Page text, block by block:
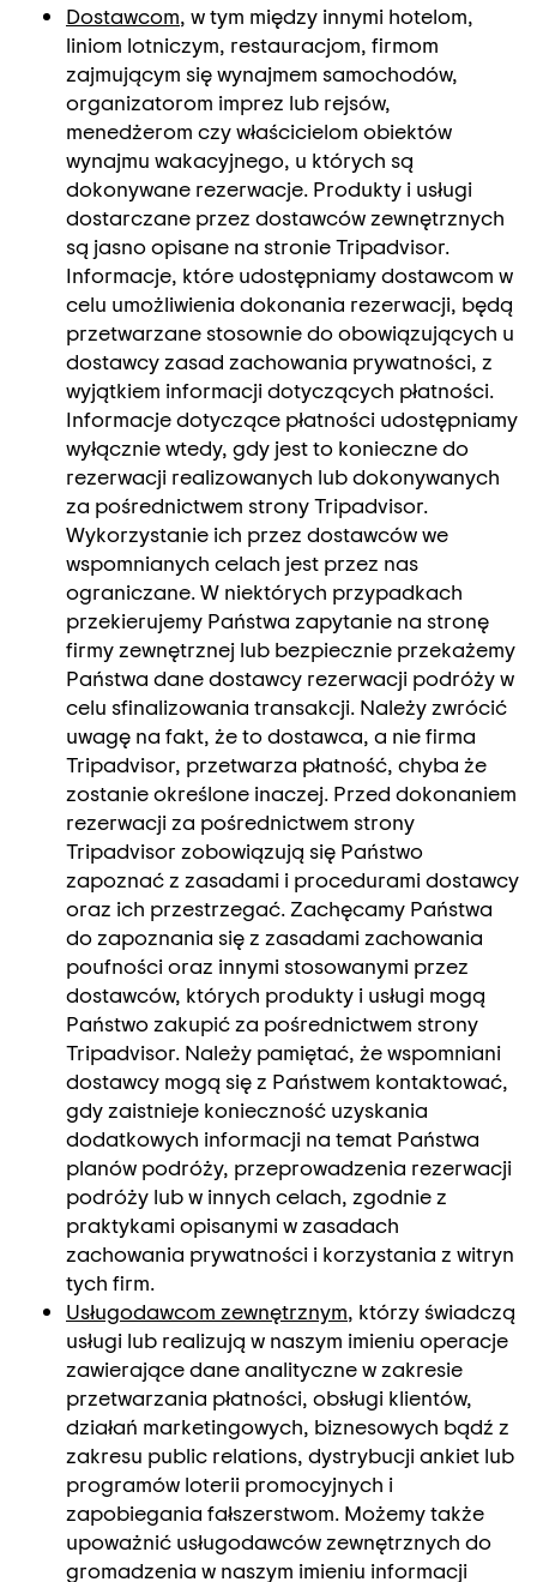
Dostawcom, w tym między innymi hotelom,
liniom lotniczym, restauracjom, firmom
zajmującym się wynajmem samochodów,
organizatorom imprez lub rejsów,
menedżerom czy właścicielom obiektów
wynajmu wakacyjnego, u których są
dokonywane rezerwacje. Produkty i usługi
dostarczane przez dostawców zewnętrznych
są jasno opisane na stronie Tripadvisor.
Informacje, które udostępniamy dostawcom w
celu umożliwienia dokonania rezerwacji, będą
przetwarzane stosownie do obowiązujących u
dostawcy zasad zachowania prywatności, z
wyjątkiem informacji dotyczących płatności.
Informacje dotyczące płatności udostępniamy
wyłącznie wtedy, gdy jest to konieczne do
rezerwacji realizowanych lub dokonywanych
za pośrednictwem strony Tripadvisor.
Wykorzystanie ich przez dostawców we
wspomnianych celach jest przez nas
ograniczane. W niektórych przypadkach
przekierujemy Państwa zapytanie na stronę
firmy zewnętrznej lub bezpiecznie przekażemy
Państwa dane dostawcy rezerwacji podróży w
celu sfinalizowania transakcji. Należy zwrócić
uwagę na fakt, że to dostawca, a nie firma
Tripadvisor, przetwarza płatność, chyba że
zostanie określone inaczej. Przed dokonaniem
rezerwacji za pośrednictwem strony
Tripadvisor zobowiązują się Państwo
zapoznać z zasadami i procedurami dostawcy
oraz ich przestrzegać. Zachęcamy Państwa
do zapoznania się z zasadami zachowania
poufności oraz innymi stosowanymi przez
dostawców, których produkty i usługi mogą
Państwo zakupić za pośrednictwem strony
Tripadvisor. Należy pamiętać, że wspomniani
dostawcy mogą się z Państwem kontaktować,
gdy zaistnieje konieczność uzyskania
dodatkowych informacji na temat Państwa
planów podróży, przeprowadzenia rezerwacji
podróży lub w innych celach, zgodnie z
praktykami opisanymi w zasadach
zachowania prywatności i korzystania z witryn
tych firm.
Usługodawcom zewnętrznym, którzy świadczą
usługi lub realizują w naszym imieniu operacje
zawierające dane analityczne w zakresie
przetwarzania płatności, obsługi klientów,
działań marketingowych, biznesowych bądź z
zakresu public relations, dystrybucji ankiet lub
programów loterii promocyjnych i
zapobiegania fałszerstwom. Możemy także
upoważnić usługodawców zewnętrznych do
gromadzenia w naszym imieniu informacji